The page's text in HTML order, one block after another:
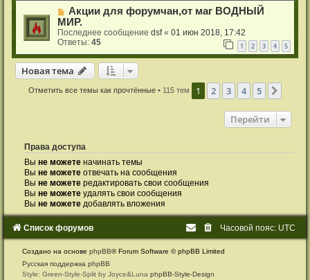
Акции для форумчан,от маг ВОДНЫЙ
МИР.
Последнее сообщениеdsf«01 июн 2018, 17:42
Ответы:45 1 2 3 4 5
Новая тема
Новаятема
Отметить все темы как прочтённые • 115 тем 1 2 3 4 5
Перейти
Права доступа
Выне можете начинать темы
Выне можете отвечать на сообщения
Выне можете редактировать свои сообщения
Выне можете удалять свои сообщения
Выне можете добавлять вложения
Список форумов Часовой пояс: UTC
Создано на основеphpBB® Forum Software © phpBB Limited
Русская поддержка phpBB
Style: Green-Style-Split by Joyce&LunaphpBB-Style-Design